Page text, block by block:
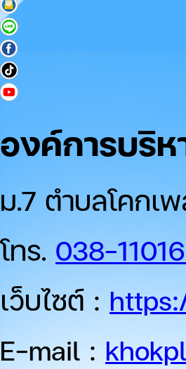
องค์การบริห
ม.7 ตำบลโคกเ
โทร. 038-
เว็บไซต์ :
E-mail :